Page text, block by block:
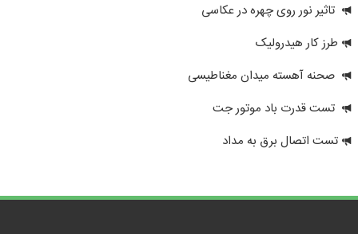
تاثیر نور روی چهره در عکاسی
طرز کار هیدرولیک
صحنه آهسته میدان مغناطیسی
تست قدرت باد موتور جت
تست اتصال برق به مداد